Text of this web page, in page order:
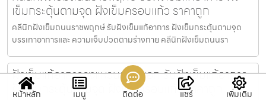
เข็มกระตุ้นตามจุด ฝังเข็มครอบแก้ว ราคาถูก
คลีนิกฝังเข็มถนนราชพฤกษ์ รับฝังเข็มแก้อาการ ฝังเข็มกระตุ้นตามจุด
บรรเทาอาการและ ความเจ็บปวดตามร่างกาย คลีนิกฝังเข็มถนนรา
ฝังเข็มแก้อาการวงแหวนรอบนอก รับฝังเข็มแก้อาการ
ฝังเข็มกระตุ้นตามจุด ฝังเข็มครอบแก้ว ราคาถูก
หน้าหลัก เมนู ติดต่อ แชร์ เพิ่มเติม